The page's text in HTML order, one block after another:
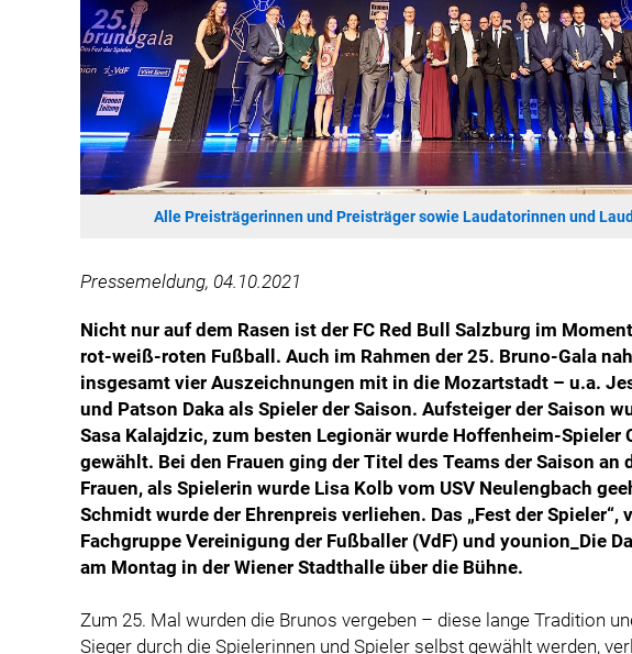
Alle Preisträgerinnen und Preisträger sowie Laudatorinnen und
Pressemeldung, 04.10.2021
Nicht nur auf dem Rasen ist der FC Red Bull Salzburg im
rot-weiß-roten Fußball. Auch im Rahmen der 25. Bruno-Gala
insgesamt vier Auszeichnungen mit in die Mozartstadt – u.a.
und Patson Daka als Spieler der Saison. Aufsteiger der Saison
Sasa Kalajdzic, zum besten Legionär wurde Hoffenheim-Spieler
gewählt. Bei den Frauen ging der Titel des Teams der Saison an
Frauen, als Spielerin wurde Lisa Kolb vom USV Neulengbach
Schmidt wurde der Ehrenpreis verliehen. Das „Fest der Spieler“,
Fachgruppe Vereinigung der Fußballer (VdF) und younion_Die
am Montag in der Wiener Stadthalle über die Bühne.
Zum 25. Mal wurden die Brunos vergeben – diese lange Tradition
Sieger durch die Spielerinnen und Spieler selbst gewählt werden,